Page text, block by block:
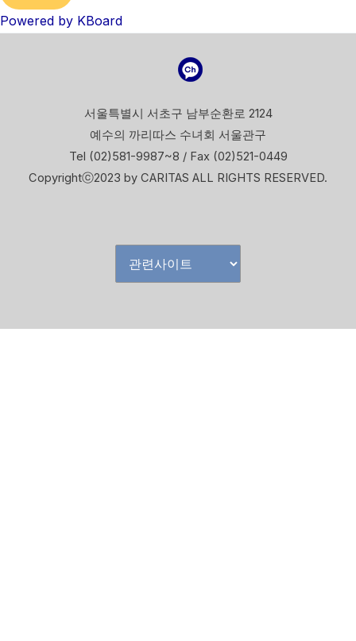
Powered by KBoard
서울특별시 서초구 남부순환로 2124
예수의 까리따스 수녀회 서울관구
Tel (02)581-9987~8 / Fax (02)521-0449
Copyrightⓒ2023 by CARITAS ALL RIGHTS RESERVED.